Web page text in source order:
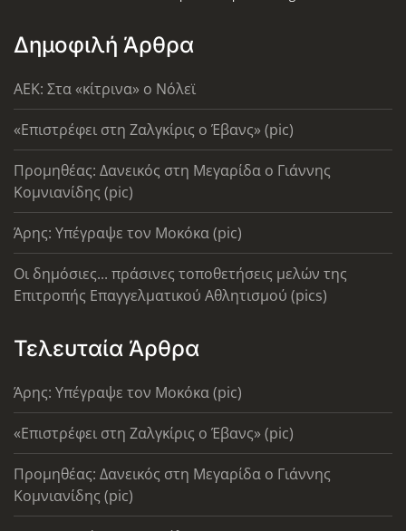
Δημοφιλή Άρθρα
AEK: Στα «κίτρινα» ο Νόλεϊ
«Επιστρέφει στη Ζαλγκίρις ο Έβανς» (pic)
Προμηθέας: Δανεικός στη Μεγαρίδα ο Γιάννης
Κομνιανίδης (pic)
Άρης: Υπέγραψε τον Μοκόκα (pic)
Οι δημόσιες... πράσινες τοποθετήσεις μελών της
Επιτροπής Επαγγελματικού Αθλητισμού (pics)
Τελευταία Άρθρα
Άρης: Υπέγραψε τον Μοκόκα (pic)
«Επιστρέφει στη Ζαλγκίρις ο Έβανς» (pic)
Προμηθέας: Δανεικός στη Μεγαρίδα ο Γιάννης
Κομνιανίδης (pic)